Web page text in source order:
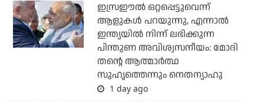
ഇസ്രഈല്‍ ഒറ്റപ്പെട്ടുവെന്ന്
ആളുകള്‍ പറയുന്നു, എന്നാല്‍
ഇന്ത്യയില്‍ നിന്ന് ലഭിക്കുന്ന
പിന്തുണ അവിശ്വസനീയം: മോദി
തന്റെ ആത്മാര്‍ത്ഥ
സുഹൃത്തെന്നും നെതന്യാഹു
1 day ago